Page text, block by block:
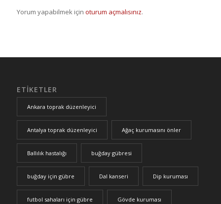
Yorum yapabilmek için oturum açmalısınız.
ETIKETLER
Ankara toprak düzenleyici
Antalya toprak düzenleyici Ağaç kurumasını önler
Ballılık hastalığı buğday gübresi
buğday için gübre Dal kanseri Dip kuruması
futbol sahaları için gübre Gövde kuruması